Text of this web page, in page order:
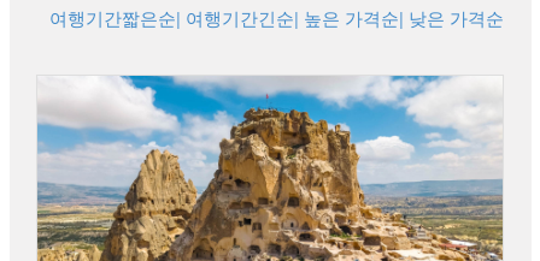
여행기간짧은순| 여행기간긴순| 높은 가격순| 낮은 가격순